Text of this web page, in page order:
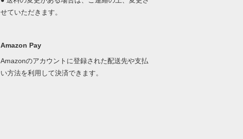
せていただきます。
Amazon Pay
Amazonのアカウントに登録された配送先や支払
い方法を利用して決済できます。